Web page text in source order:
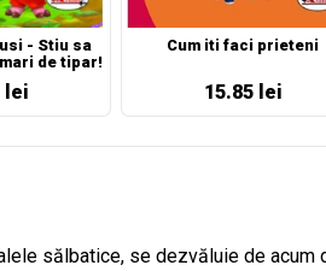
- Stiu sa
de tipar!
lei
Cum iti faci prieteni
15.85 lei
sălbatice, se dezvăluie de acum